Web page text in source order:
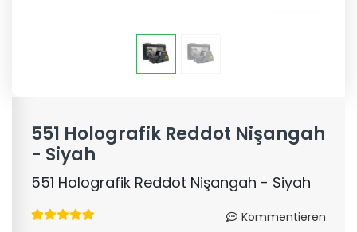
551 Holografik Reddot Nişangah
- Siyah
551 Holografik Reddot Nişangah - Siyah
Kommentieren